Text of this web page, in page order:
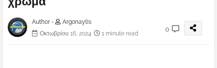
Author -
Argonaytis
Οκτωβρίου 16, 2024
1 minute read
0